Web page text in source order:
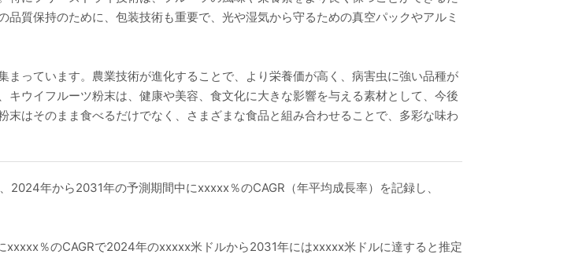
質保持のために、包装技術も重要で、光や湿気から守るための真空パックやアルミ
っています。農業技術が進化することで、より栄養価が高く、病害虫に強い品種が
ウイフルーツ粉末は、健康や美容、食文化に大きな影響を与える素材として、今後
はそのまま食べるだけでなく、さまざまな食品と組み合わせることで、多彩な味わ
年から2031年の予測期間中にxxxxx％のCAGR（年平均成長率）を記録し、
％のCAGRで2024年のxxxxx米ドルから2031年にはxxxxx米ドルに達すると推定